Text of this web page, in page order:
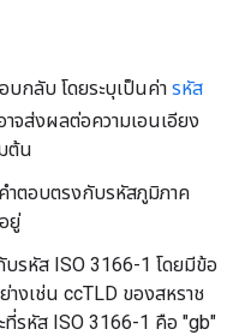
กลับ โดยระบุเป็นค่า รหัส
าจส่งผลต่อความเอนเอียง
ต้น
ำตอบตรงกับรหัสภูมิภาค
ยู่
รหัส ISO 3166-1 โดยมีข้อ
งเช่น ccTLD ของสหราช
รหัส ISO 3166-1 คือ "gb"